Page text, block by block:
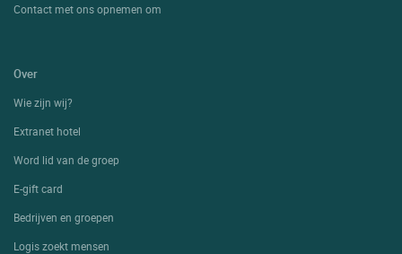
Contact met ons opnemen om
Over
Wie zijn wij?
Extranet hotel
Word lid van de groep
E-gift card
Bedrijven en groepen
Logis zoekt mensen